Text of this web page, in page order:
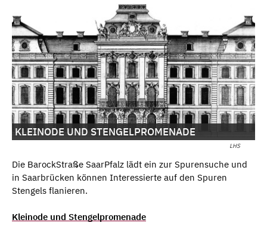
LHS
KLEINODE UND STENGELPROMENADE
Die BarockStraße SaarPfalz lädt ein zur Spurensuche und
in Saarbrücken können Interessierte auf den Spuren
Stengels flanieren.
Kleinode und Stengelpromenade